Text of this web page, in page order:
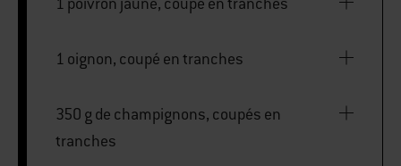
1 oignon, coupé en tranches
350 g de champignons, coupés en
tranches